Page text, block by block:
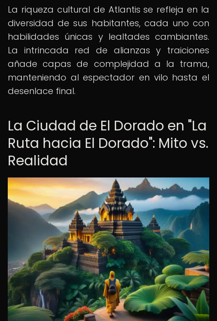
La riqueza cultural de Atlantis se refleja en la
diversidad de sus habitantes, cada uno con
habilidades únicas y lealtades cambiantes.
La intrincada red de alianzas y traiciones
añade capas de complejidad a la trama,
manteniendo al espectador en vilo hasta el
desenlace final.
La Ciudad de El Dorado en "La
Ruta hacia El Dorado": Mito vs.
Realidad